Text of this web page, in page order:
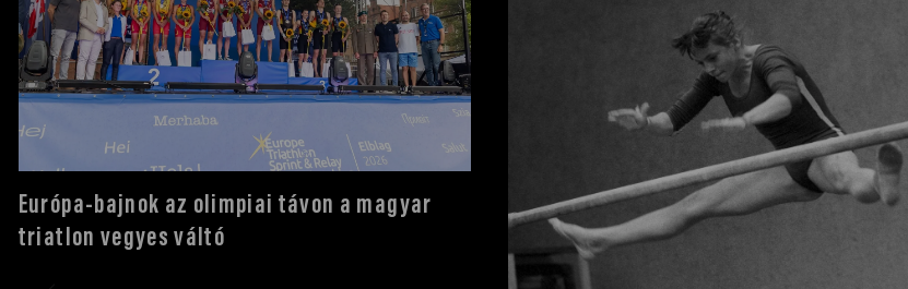
Európa-bajnok az olimpiai távon a magyar
triatlon vegyes váltó